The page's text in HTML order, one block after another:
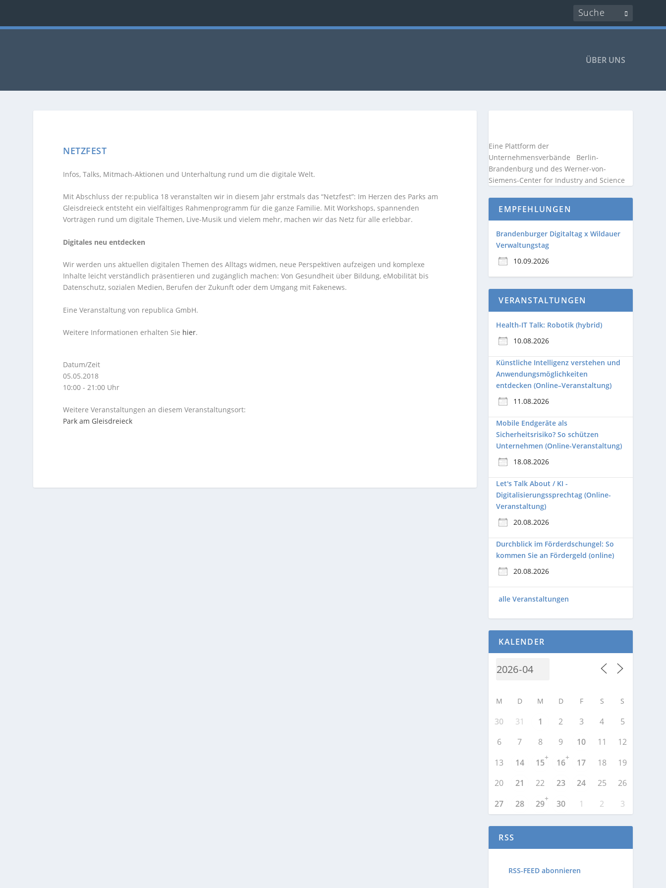
ÜBER UNS
NETZFEST
Infos, Talks, Mitmach-Aktionen und Unterhaltung rund um die digitale Welt.
Mit Abschluss der re:publica 18 veranstalten wir in diesem Jahr erstmals das “Netzfest”: Im Herzen des Parks am
Gleisdreieck entsteht ein vielfältiges Rahmenprogramm für die ganze Familie. Mit Workshops, spannenden
Vorträgen rund um digitale Themen, Live-Musik und vielem mehr, machen wir das Netz für alle erlebbar.
Digitales neu entdecken
Wir werden uns aktuellen digitalen Themen des Alltags widmen, neue Perspektiven aufzeigen und komplexe
Inhalte leicht verständlich präsentieren und zugänglich machen: Von Gesundheit über Bildung, eMobilität bis
Datenschutz, sozialen Medien, Berufen der Zukunft oder dem Umgang mit Fakenews.
Eine Veranstaltung von republica GmbH.
Weitere Informationen erhalten Sie hier.
Datum/Zeit
05.05.2018
10:00 - 21:00 Uhr
Weitere Veranstaltungen an diesem Veranstaltungsort:
Park am Gleisdreieck
Eine Plattform der
Unternehmensverbände Berlin-
Brandenburg und des Werner-von-
Siemens-Center for Industry and Science
EMPFEHLUNGEN
Brandenburger Digitaltag x Wildauer
Verwaltungstag
10.09.2026
VERANSTALTUNGEN
Health-IT Talk: Robotik (hybrid)
10.08.2026
Künstliche Intelligenz verstehen und
Anwendungsmöglichkeiten
entdecken (Online–Veranstaltung)
11.08.2026
Mobile Endgeräte als
Sicherheitsrisiko? So schützen
Unternehmen (Online-Veranstaltung)
18.08.2026
Let's Talk About / KI -
Digitalisierungssprechtag (Online-
Veranstaltung)
20.08.2026
Durchblick im Förderdschungel: So
kommen Sie an Fördergeld (online)
20.08.2026
alle Veranstaltungen
KALENDER
M D M D F S S
30 31 1 2 3 4
5
6
7 8 9 10 11
12
13
14 15
+
16
+
17 18
19
20
21 22 23 24 25
26
27
28 29
+
30 1 2 3
RSS
RSS-FEED abonnieren